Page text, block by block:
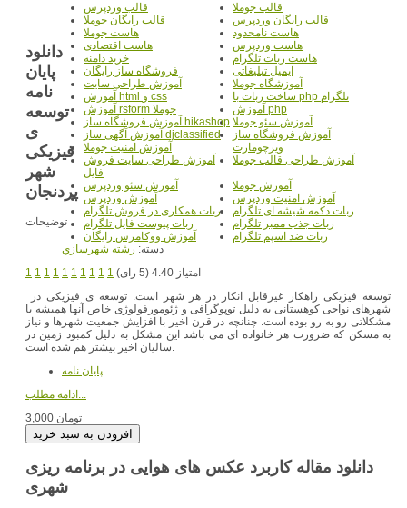
قالب جوملا
قالب وردپرس
قالب رایگان وردپرس
قالب رایگان جوملا
هاست نامحدود
هاست جوملا
هاست وردپرس
هاست اقتصادی
هاست ربات تلگرام
خرید دامنه
ایمیل تبلیغاتی
فروشگاه ساز رایگان
آموزشگاه جوملا
آموزش طراحی سایت
ساخت ربات با php تلگرام
آموزش html و css
آموزش php
آموزش rsform جوملا
آموزش سئو جوملا آموزش فروشگاه ساز hikashop
آموزش فروشگاه ساز
ویرچومارت
آموزش آگهی ساز djclassified
آموزش امنیت جوملا
آموزش طراحی قالب جوملا
آموزش طراحی سایت فروش
فایل
آموزش جوملا
آموزش سئو وردپرس
آموزش امنیت وردپرس
آموزش وردپرس
ربات دکمه شیشه ای تلگرام
ربات همکاری در فروش تلگرام
ربات جذب ممبر تلگرام
ربات پیوست فایل تلگرام
ربات ضد اسپم تلگرام
آموزش ووکامرس رایگان
دانلود
پایان
نامه
توسعه
ی
فیزیکی
شهر
پردنجان
توضیحات
دسته: رشته شهرسازي
1 1 1 1 1 1 1 1 1 1
امتیاز 4.40 (5 رای)
توسعه فیزیکی راهکار غیرقابل انکار در هر شهر است. توسعه ی فیزیکی در
شهرهای نواحی کوهستانی به دلیل توپوگرافی و ژئومورفولوژی خاص آنها همیشه با
مشکلاتی رو به رو بوده است. چنانچه در قرن اخیر با افزایش جمعیت شهرها و نیاز
به مسکن که ضرورت هر خانواده ای می باشد این مشکل به دلیل کمبود زمین در
سالیان اخیر بیشتر هم شده است.
پایان نامه
ادامه مطلب...
3,000 تومان
دانلود مقاله کاربرد عکس های هوایی در برنامه ریزی
شهری